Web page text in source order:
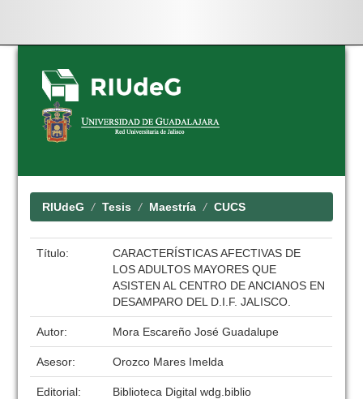
Skip
navigation
RIUdeG Tesis Maestría CUCS
Título:
CARACTERÍSTICAS AFECTIVAS DE
LOS ADULTOS MAYORES QUE
ASISTEN AL CENTRO DE ANCIANOS EN
DESAMPARO DEL D.I.F. JALISCO.
Autor: Mora Escareño José Guadalupe
Asesor: Orozco Mares Imelda
Editorial:
Biblioteca Digital wdg.biblio